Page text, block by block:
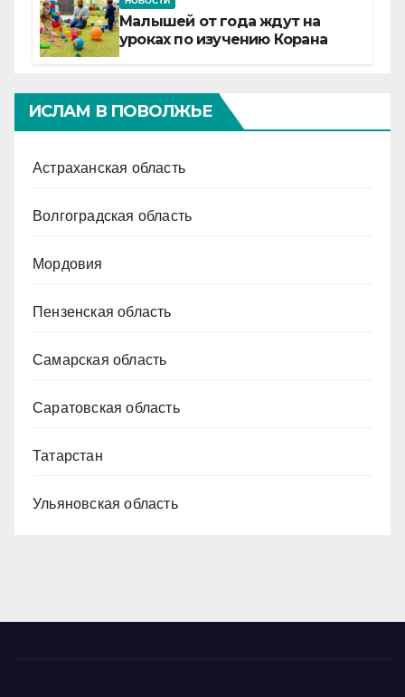
Малышей от года ждут на
уроках по изучению Корана
ИСЛАМ В ПОВОЛЖЬЕ
Астраханская область
Волгоградская область
Мордовия
Пензенская область
Самарская область
Саратовская область
Татарстан
Ульяновская область